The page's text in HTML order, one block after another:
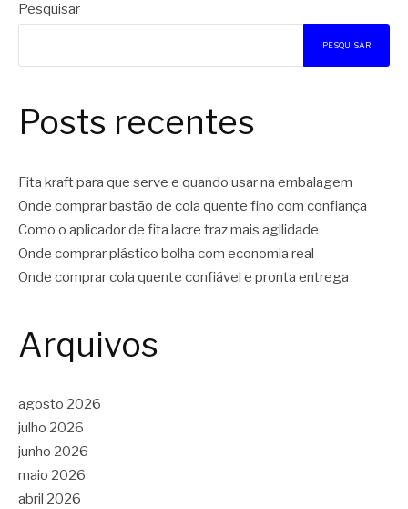
Pesquisar
PESQUISAR
Posts recentes
Fita kraft para que serve e quando usar na embalagem
Onde comprar bastão de cola quente fino com confiança
Como o aplicador de fita lacre traz mais agilidade
Onde comprar plástico bolha com economia real
Onde comprar cola quente confiável e pronta entrega
Arquivos
agosto 2026
julho 2026
junho 2026
maio 2026
abril 2026